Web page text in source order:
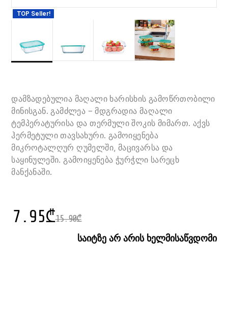
TOP Seller!
დამზადებულია მაღალი ხარისხის გამოწრთობილი
მინისგან. გამძლეა – მდგრადია მაღალი
ტემპერატურისა და თერმული შოკის მიმართ. აქვს
ჰერმეტული თავსახური. გამოიყენება
მიკროტალღურ ღუმელში, მაცივარსა და
საყინულეში. გამოიყენება ჭურჭლი სარეცხ
მანქანაში.
15.90₾
7.95₾
საიტზე არ არის ხელმისაწვდომი